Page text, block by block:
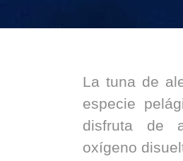
La tuna de
especie
disfruta de
oxígeno